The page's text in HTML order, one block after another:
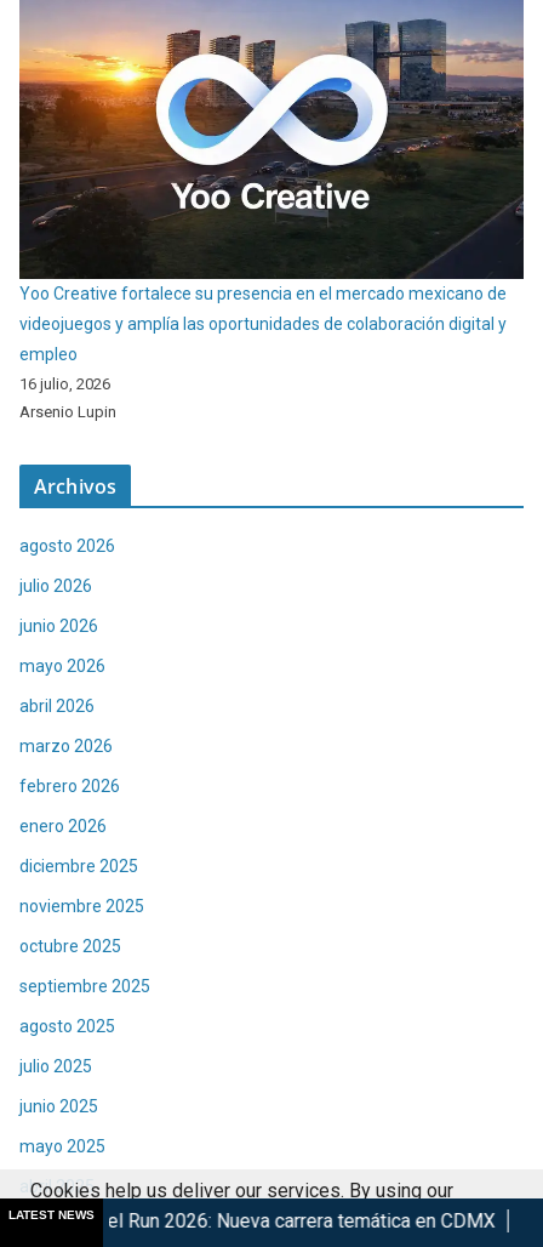
Yoo Creative fortalece su presencia en el mercado mexicano de
videojuegos y amplía las oportunidades de colaboración digital y
empleo
16 julio, 2026
Arsenio Lupin
Archivos
agosto 2026
julio 2026
junio 2026
mayo 2026
abril 2026
marzo 2026
febrero 2026
enero 2026
diciembre 2025
noviembre 2025
octubre 2025
septiembre 2025
agosto 2025
julio 2025
junio 2025
mayo 2025
abril 2025
marzo 2025
LATEST NEWSNueva carrera temática en CDMX Retorna The
Cookies help us deliver our services. By using our
services, you agree to our use of cookies.
Got it